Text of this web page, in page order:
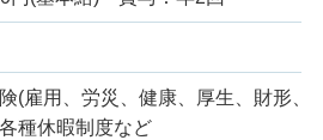
(雇用、労災、健康、厚生、財形、
種休暇制度など